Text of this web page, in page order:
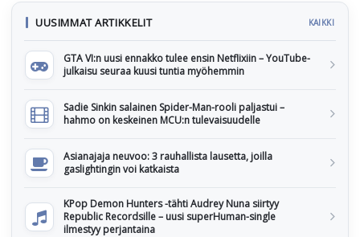
UUSIMMAT ARTIKKELIT KAIKKI
GTA VI:n uusi ennakko tulee ensin Netflixiin – YouTube-
julkaisu seuraa kuusi tuntia myöhemmin
Sadie Sinkin salainen Spider-Man-rooli paljastui –
hahmo on keskeinen MCU:n tulevaisuudelle
Asianajaja neuvoo: 3 rauhallista lausetta, joilla
gaslightingin voi katkaista
KPop Demon Hunters -tähti Audrey Nuna siirtyy
Republic Recordsille – uusi superHuman-single
ilmestyy perjantaina